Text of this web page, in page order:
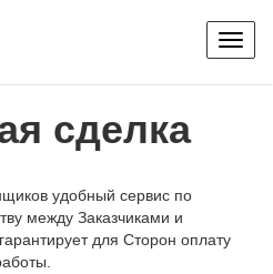
сделка
удобный сервис по
между Заказчиками и
для Сторон оплату